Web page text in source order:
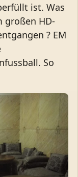
ist. Was
großen HD-
? EM
So